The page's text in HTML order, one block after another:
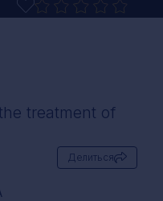
treatment of
Делиться